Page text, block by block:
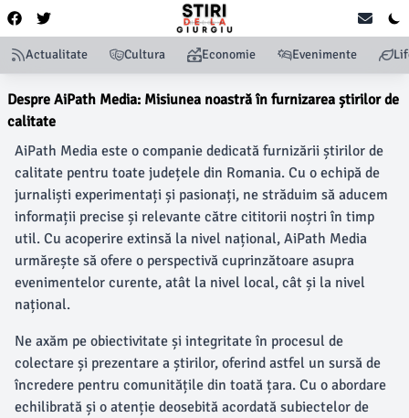
Actualitate Cultura Economie Evenimente
Despre AiPath Media: Misiunea noastră în furnizarea știrilor de
calitate
AiPath Media este o companie dedicată furnizării știrilor de
calitate pentru toate județele din Romania. Cu o echipă de
jurnaliști experimentați și pasionați, ne străduim să aducem
informații precise și relevante către cititorii noștri în timp
util. Cu acoperire extinsă la nivel național, AiPath Media
urmărește să ofere o perspectivă cuprinzătoare asupra
evenimentelor curente, atât la nivel local, cât și la nivel
național.
Ne axăm pe obiectivitate și integritate în procesul de
colectare și prezentare a știrilor, oferind astfel un sursă de
încredere pentru comunitățile din toată țara. Cu o abordare
echilibrată și o atenție deosebită acordată subiectelor de